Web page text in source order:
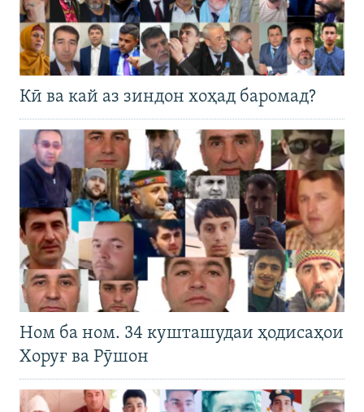
Кӣ ва кай аз зиндон хоҳад баромад?
Ном ба ном. 34 кушташудаи ҳодисаҳои
Хоруғ ва Рӯшон